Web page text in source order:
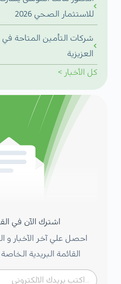
للاستثمار الصحي 2026
شركات التأمين المتاحة
العزيزية
كل الأخبار >
اشترك الآن في
احصل علي آخر الآخبار و
القائمة البريدية